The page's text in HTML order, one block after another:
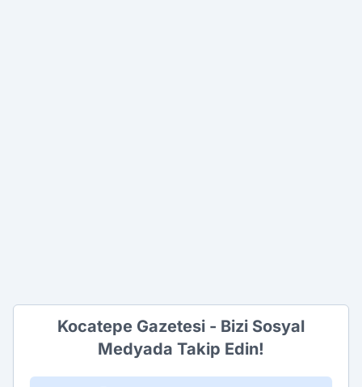
Kocatepe Gazetesi - Bizi Sosyal
Medyada Takip Edin!